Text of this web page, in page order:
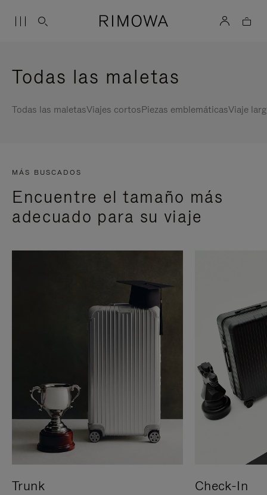
Todas las maletas
Todas las maletasViajes cortosPiezas emblemáticasViaje
MÁS BUSCADOS
Encuentre el tamaño más
adecuado para su viaje
Trunk Check-In